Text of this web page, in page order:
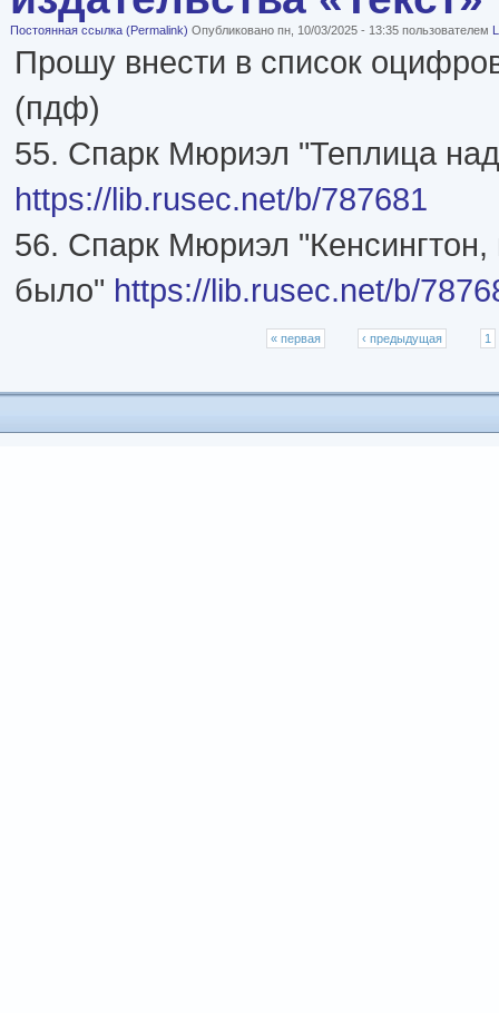
Постоянная ссылка (Permalink) Опубликовано пн, 10/03/2025 - 13:35 пользователем
Прошу внести в список
(пдф)
55. Спарк Мюриэл "Теплица
https://lib.rusec.net/b/787681
56. Спарк Мюриэл "Кенсингтон,
было" https://lib.rusec.net/b/
« первая ‹ предыдущая 1